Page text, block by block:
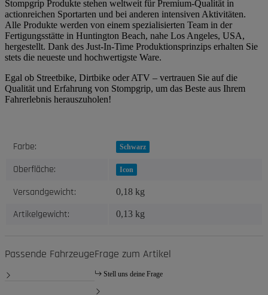
Stompgrip Produkte stehen weltweit für Premium-Qualität in
actionreichen Sportarten und bei anderen intensiven Aktivitäten.
Alle Produkte werden von einem spezialisierten Team in der
Fertigungsstätte in Huntington Beach, nahe Los Angeles, USA,
hergestellt. Dank des Just-In-Time Produktionsprinzips erhalten Sie
stets die neueste und hochwertigste Ware.
Egal ob Streetbike, Dirtbike oder ATV – vertrauen Sie auf die
Qualität und Erfahrung von Stompgrip, um das Beste aus Ihrem
Fahrerlebnis herauszuholen!
Produkteigenschaft
Wert
Farbe: Schwarz
Oberfläche: Icon
Versandgewicht: 0,18 kg
Artikelgewicht: 0,13 kg
Passende FahrzeugeFrage zum Artikel
Stell uns deine Frage